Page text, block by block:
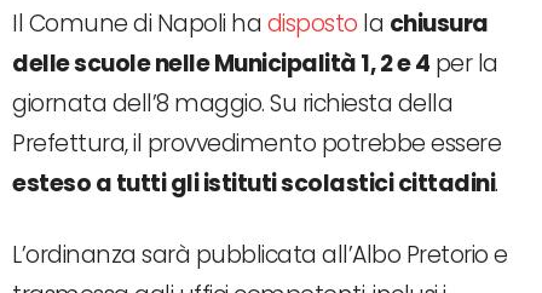
Il Comune di Napoli ha disposto la chiusura
delle scuole nelle Municipalità 1, 2 e 4 per la
giornata dell’8 maggio. Su richiesta della
Prefettura, il provvedimento potrebbe essere
esteso a tutti gli istituti scolastici cittadini.
L’ordinanza sarà pubblicata all’Albo Pretorio e